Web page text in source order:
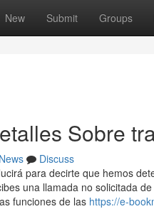
New Submit Groups
Sobre
News
Discuss
para decirte que hemos
una llamada no solicitada
funciones de las https://e-